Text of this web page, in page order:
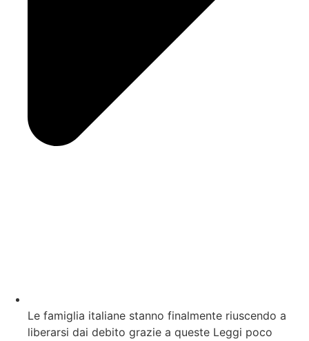
Le famiglia italiane stanno finalmente riuscendo a
liberarsi dai debito grazie a queste Leggi poco